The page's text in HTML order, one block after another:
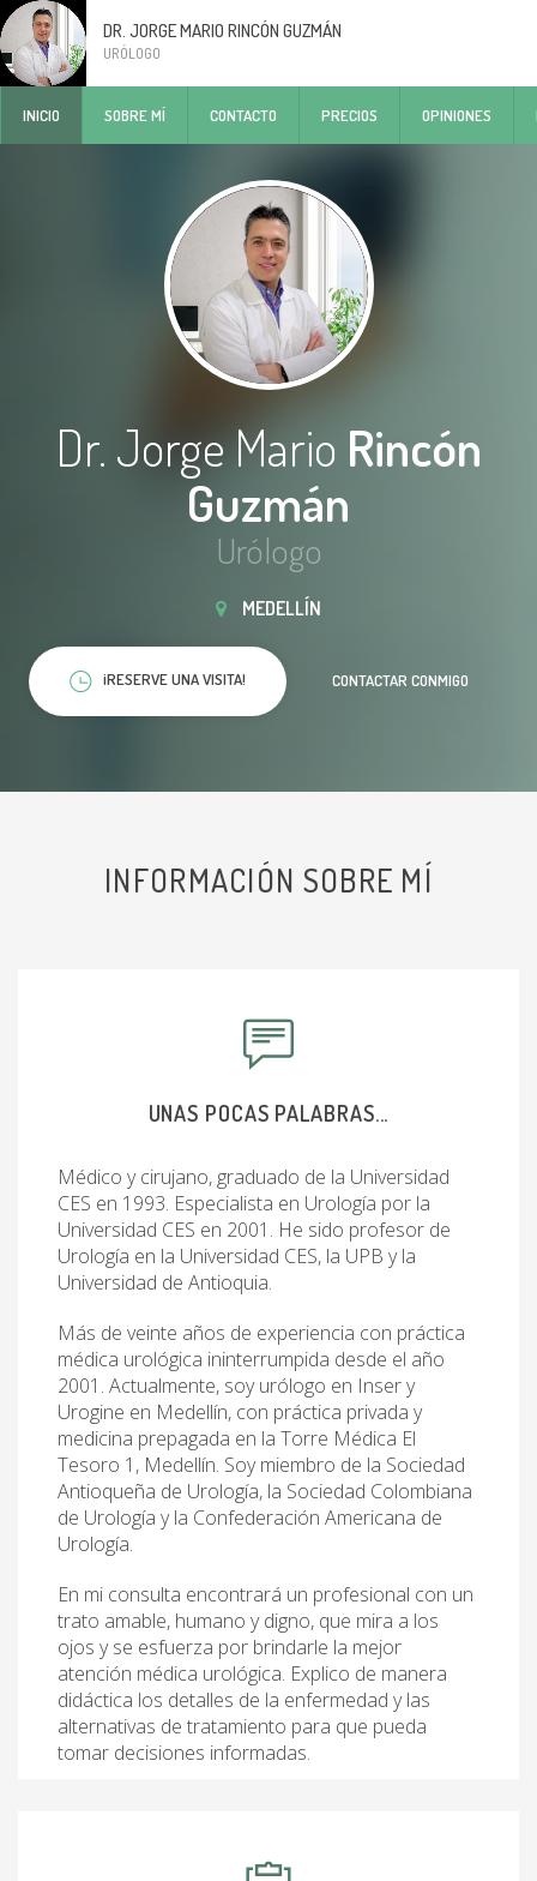
DR. JORGE MARIO RINCÓN GUZMÁN
URÓLOGO
INICIO SOBRE MÍ CONTACTO PRECIOS OPINIONES
Dr. Jorge Mario Rincón
Guzmán
Urólogo
MEDELLÍN
¡RESERVE UNA VISITA! CONTACTAR CONMIGO
INFORMACIÓN SOBRE MÍ
UNAS POCAS PALABRAS...
Médico y cirujano, graduado de la Universidad
CES en 1993. Especialista en Urología por la
Universidad CES en 2001. He sido profesor de
Urología en la Universidad CES, la UPB y la
Universidad de Antioquia.
Más de veinte años de experiencia con práctica
médica urológica ininterrumpida desde el año
2001. Actualmente, soy urólogo en Inser y
Urogine en Medellín, con práctica privada y
medicina prepagada en la Torre Médica El
Tesoro 1, Medellín. Soy miembro de la Sociedad
Antioqueña de Urología, la Sociedad Colombiana
de Urología y la Confederación Americana de
Urología.
En mi consulta encontrará un profesional con un
trato amable, humano y digno, que mira a los
ojos y se esfuerza por brindarle la mejor
atención médica urológica. Explico de manera
didáctica los detalles de la enfermedad y las
alternativas de tratamiento para que pueda
tomar decisiones informadas.